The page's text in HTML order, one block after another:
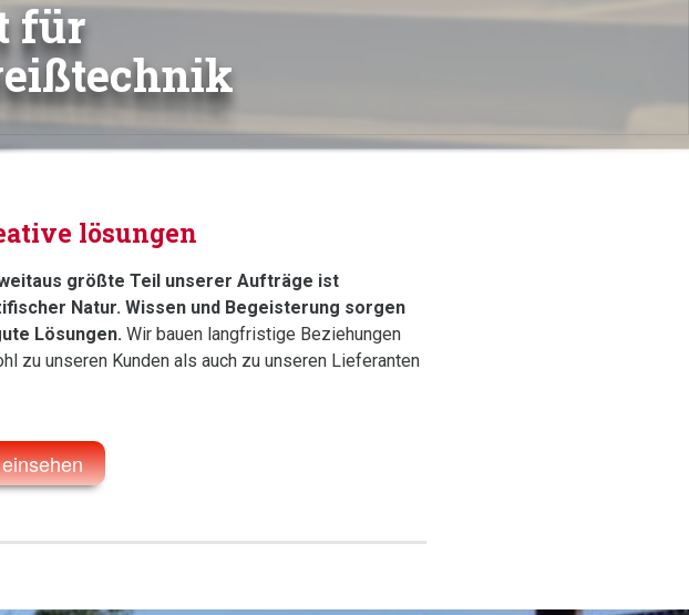
für
lösungen
größte Teil unserer Aufträge ist
Natur. Wissen und Begeisterung sorgen
Lösungen. Wir bauen langfristige Beziehungen
zu unseren Kunden als auch zu unseren Lieferanten